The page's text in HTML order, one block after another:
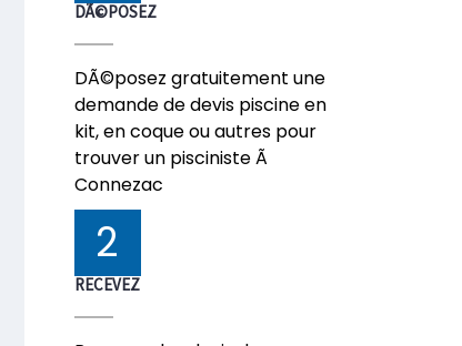
DÃ©POSEZ
DÃ©posez gratuitement une
demande de devis piscine en
kit, en coque ou autres pour
trouver un pisciniste Ã
Connezac
2
RECEVEZ